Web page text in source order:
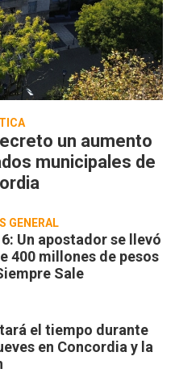
un aumento
municipales de
GENERAL
6: Un apostador se llevó
400 millones de pesos
Sale
el tiempo durante
en Concordia y la